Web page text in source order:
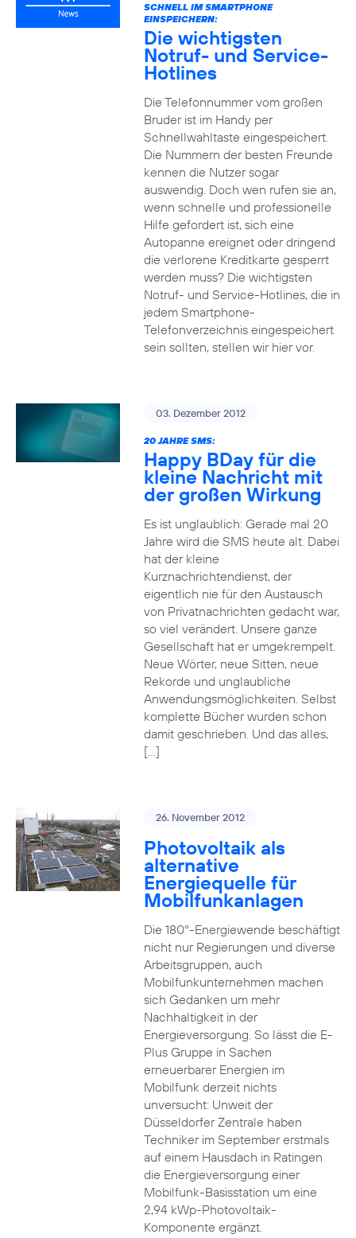
SCHNELL IM SMARTPHONE
EINSPEICHERN:
Die wichtigsten
Notruf- und Service-
Hotlines
Die Telefonnummer vom großen
Bruder ist im Handy per
Schnellwahltaste eingespeichert.
Die Nummern der besten Freunde
kennen die Nutzer sogar
auswendig. Doch wen rufen sie an,
wenn schnelle und professionelle
Hilfe gefordert ist, sich eine
Autopanne ereignet oder dringend
die verlorene Kreditkarte gesperrt
werden muss? Die wichtigsten
Notruf- und Service-Hotlines, die in
jedem Smartphone-
Telefonverzeichnis eingespeichert
sein sollten, stellen wir hier vor.
03. Dezember 2012
20 JAHRE SMS:
Happy BDay für die
kleine Nachricht mit
der großen Wirkung
Es ist unglaublich: Gerade mal 20
Jahre wird die SMS heute alt. Dabei
hat der kleine
Kurznachrichtendienst, der
eigentlich nie für den Austausch
von Privatnachrichten gedacht war,
so viel verändert. Unsere ganze
Gesellschaft hat er umgekrempelt.
Neue Wörter, neue Sitten, neue
Rekorde und unglaubliche
Anwendungsmöglichkeiten. Selbst
komplette Bücher wurden schon
damit geschrieben. Und das alles,
[…]
26. November 2012
Photovoltaik als
alternative
Energiequelle für
Mobilfunkanlagen
Die 180°-Energiewende beschäftigt
nicht nur Regierungen und diverse
Arbeitsgruppen, auch
Mobilfunkunternehmen machen
sich Gedanken um mehr
Nachhaltigkeit in der
Energieversorgung. So lässt die E-
Plus Gruppe in Sachen
erneuerbarer Energien im
Mobilfunk derzeit nichts
unversucht: Unweit der
Düsseldorfer Zentrale haben
Techniker im September erstmals
auf einem Hausdach in Ratingen
die Energieversorgung einer
Mobilfunk-Basisstation um eine
2,94 kWp-Photovoltaik-
Komponente ergänzt.